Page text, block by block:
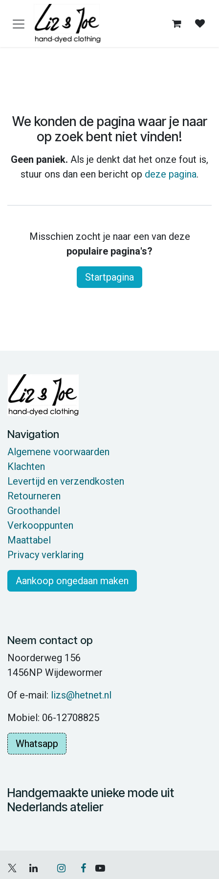
Overslaan naar inhoud
Fout 404
We konden de pagina waar je naar
op zoek bent niet vinden!
Geen paniek. Als je denkt dat het onze fout is,
stuur ons dan een bericht op deze pagina.
Misschien zocht je naar een van deze
populaire pagina's?
Startpagina
Navigation
Algemene voorwaarden
Klachten
Levertijd en verzendkosten
Retourneren
Groothandel
Verkooppunten
Maattabel
Privacy verklaring
Aankoop ongedaan maken
Neem contact op
Noorderweg 156
1456NP Wijdewormer
Of e-mail: lizs@hetnet.nl
Mobiel: 06-12708825
Whatsapp
Handgemaakte unieke mode uit
Nederlands atelier